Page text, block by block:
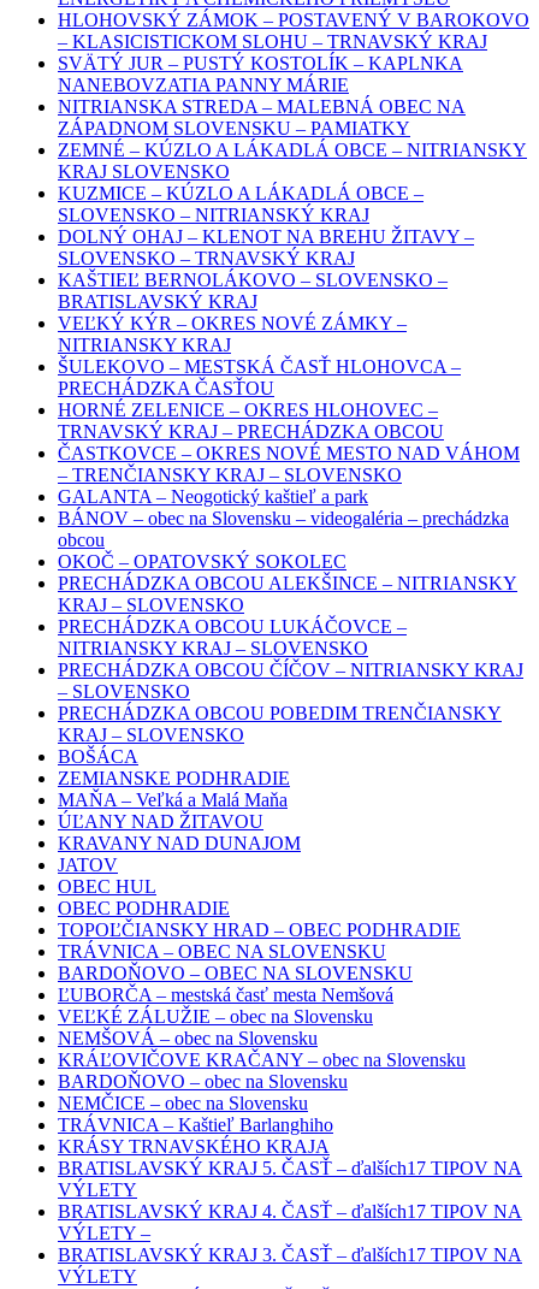
HLOHOVSKÝ ZÁMOK – POSTAVENÝ V BAROKOVO
– KLASICISTICKOM SLOHU – TRNAVSKÝ KRAJ
SVÄTÝ JUR – PUSTÝ KOSTOLÍK – KAPLNKA
NANEBOVZATIA PANNY MÁRIE
NITRIANSKA STREDA – MALEBNÁ OBEC NA
ZÁPADNOM SLOVENSKU – PAMIATKY
ZEMNÉ – KÚZLO A LÁKADLÁ OBCE – NITRIANSKY
KRAJ SLOVENSKO
KUZMICE – KÚZLO A LÁKADLÁ OBCE –
SLOVENSKO – NITRIANSKÝ KRAJ
DOLNÝ OHAJ – KLENOT NA BREHU ŽITAVY –
SLOVENSKO – TRNAVSKÝ KRAJ
KAŠTIEĽ BERNOLÁKOVO – SLOVENSKO –
BRATISLAVSKÝ KRAJ
VEĽKÝ KÝR – OKRES NOVÉ ZÁMKY –
NITRIANSKY KRAJ
ŠULEKOVO – MESTSKÁ ČASŤ HLOHOVCA –
PRECHÁDZKA ČASŤOU
HORNÉ ZELENICE – OKRES HLOHOVEC –
TRNAVSKÝ KRAJ – PRECHÁDZKA OBCOU
ČASTKOVCE – OKRES NOVÉ MESTO NAD VÁHOM
– TRENČIANSKY KRAJ – SLOVENSKO
GALANTA – Neogotický kaštieľ a park
BÁNOV – obec na Slovensku – videogaléria – prechádzka
obcou
OKOČ – OPATOVSKÝ SOKOLEC
PRECHÁDZKA OBCOU ALEKŠINCE – NITRIANSKY
KRAJ – SLOVENSKO
PRECHÁDZKA OBCOU LUKÁČOVCE –
NITRIANSKY KRAJ – SLOVENSKO
PRECHÁDZKA OBCOU ČÍČOV – NITRIANSKY KRAJ
– SLOVENSKO
PRECHÁDZKA OBCOU POBEDIM TRENČIANSKY
KRAJ – SLOVENSKO
BOŠÁCA
ZEMIANSKE PODHRADIE
MAŇA – Veľká a Malá Maňa
ÚĽANY NAD ŽITAVOU
KRAVANY NAD DUNAJOM
JATOV
OBEC HUL
OBEC PODHRADIE
TOPOĽČIANSKY HRAD – OBEC PODHRADIE
TRÁVNICA – OBEC NA SLOVENSKU
BARDOŇOVO – OBEC NA SLOVENSKU
ĽUBORČA – mestská časť mesta Nemšová
VEĽKÉ ZÁLUŽIE – obec na Slovensku
NEMŠOVÁ – obec na Slovensku
KRÁĽOVIČOVE KRAČANY – obec na Slovensku
BARDOŇOVO – obec na Slovensku
NEMČICE – obec na Slovensku
TRÁVNICA – Kaštieľ Barlanghiho
KRÁSY TRNAVSKÉHO KRAJA
BRATISLAVSKÝ KRAJ 5. ČASŤ – ďalších17 TIPOV NA
VÝLETY
BRATISLAVSKÝ KRAJ 4. ČASŤ – ďalších17 TIPOV NA
VÝLETY –
BRATISLAVSKÝ KRAJ 3. ČASŤ – ďalších17 TIPOV NA
VÝLETY